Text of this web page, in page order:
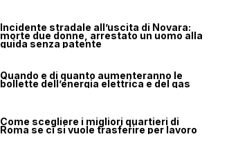
Incidente stradale all’uscita di Novara:
morte due donne, arrestato un uomo alla
guida senza patente
Quando e di quanto aumenteranno le
bollette dell’energia elettrica e del gas
Come scegliere i migliori quartieri di
Roma se ci si vuole trasferire per lavoro